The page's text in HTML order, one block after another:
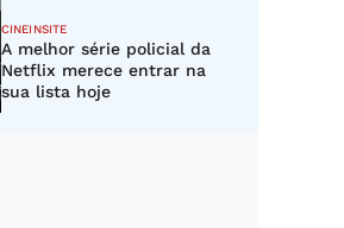
CINEINSITE
A melhor série policial da
Netflix merece entrar na
sua lista hoje